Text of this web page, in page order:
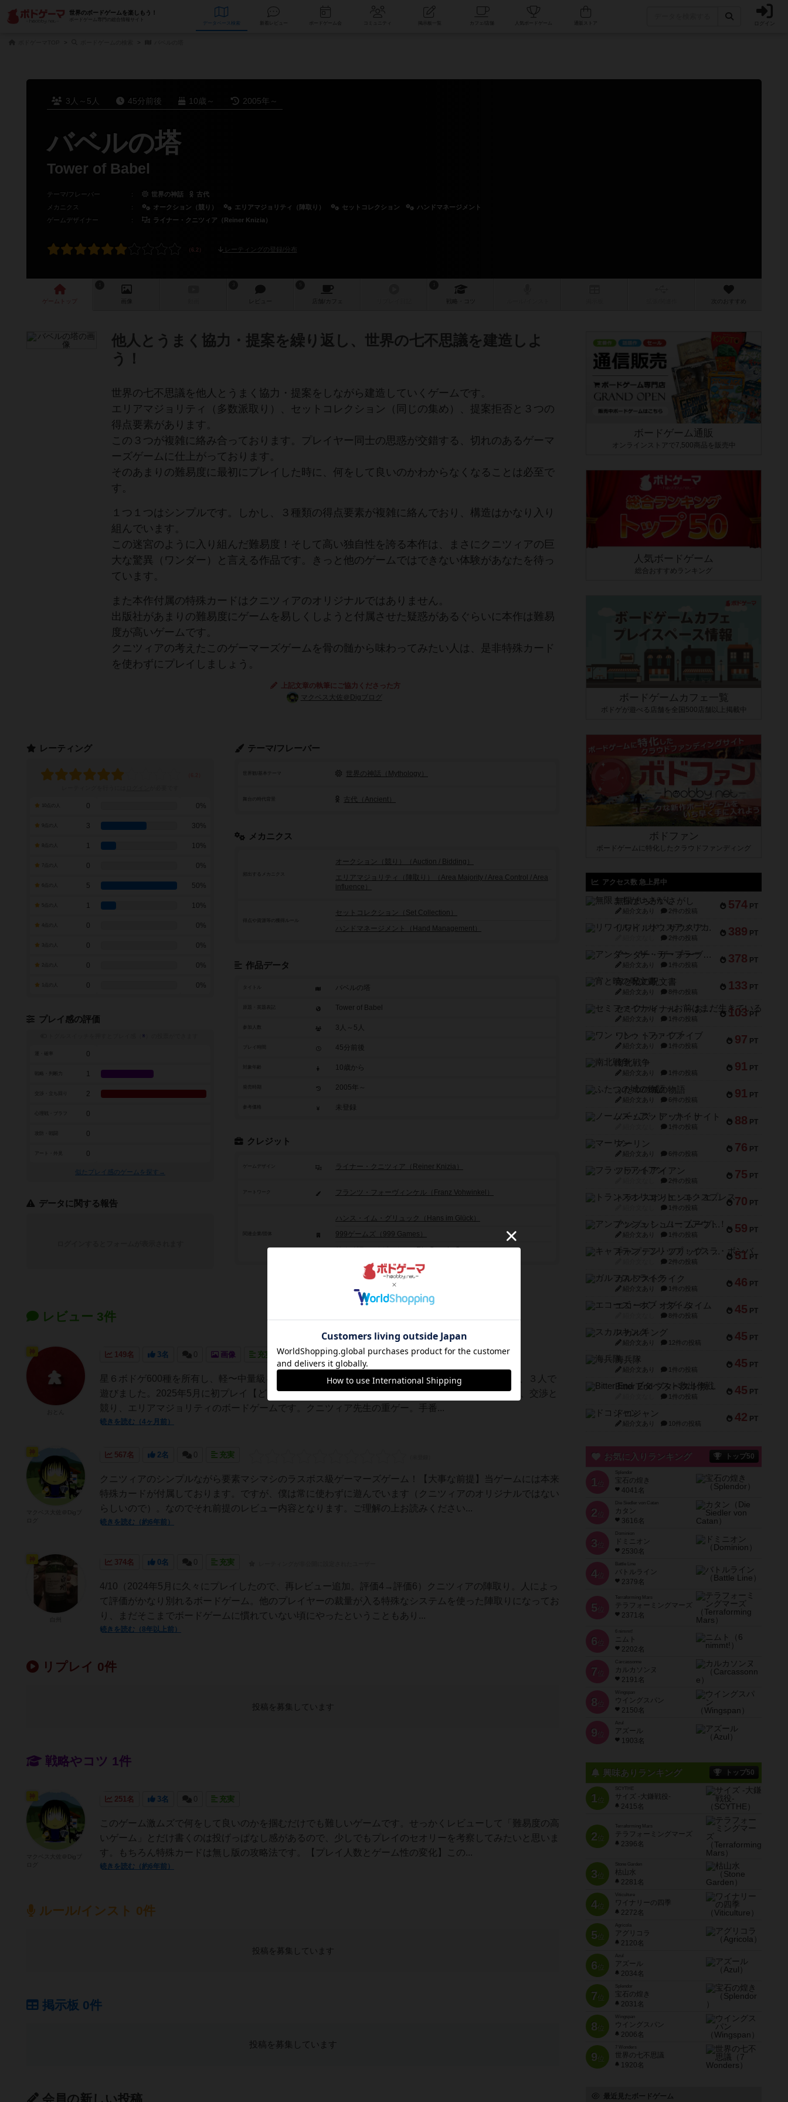
世界のボードゲームを楽しもう！
ボードゲーム専門の総合情報サイト
データベース コミュニティ 人気ボードゲーム ログイン
3人～5人 45分前後 10歳～ 2005年～
バベルの塔
Tower of Babel
テーマ/フレーバー ： 世界の神話
古代
メカニクス
： オークション（競り） エリアマジョリティ（陣取り） セットコレクション
ハンドマネージメント
ゲームデザイナー
： ライナー・クニツィア（Reiner Knizia）
レーティングの登録/分布
ゲーム 画像 レビュー 店舗/ カフェ 戦略 次のおすすめ
他人とうまく協力・提案を繰り返し、世界の七不思議を建造しよ
う！
世界の七不思議を他人とうまく協力・提案をしながら建造していくゲームです。
エリアマジョリティ（多数派取り）、セットコレクション（同じの集め）、提案拒否と３つの
得点要素があります。
この３つが複雑に絡み合っております。プレイヤー同士の思惑が交錯する、切れのあるゲーマ
ーズゲームに仕上がっております。
そのあまりの難易度に最初にプレイした時に、何をして良いのかわからなくなることは必至で
す。
１つ１つはシンプルです。しかし、３種類の得点要素が複雑に絡んでおり、構造はかなり入り
組んでいます。
この迷宮のように入り組んだ難易度！そして高い独自性を誇る本作は、まさにクニツィアの巨
大な驚異（ワンダー）と言える作品です。きっと他のゲームではできない体験があなたを待っ
ています。
また本作付属の特殊カードはクニツィアのオリジナルではありません。
出版社があまりの難易度にゲームを易しくしようと付属させた疑惑があるぐらいに本作は難易
度が高いゲームです。
クニツィアの考えたこのゲーマーズゲームを骨の髄から味わってみたい人は、是非特殊カード
を使わずにプレイしましょう。
上記文章の執筆にご協力くださった方
マクベス大佐＠Digブログ
テーマ/フレーバー
世界観/基本テーマ 世界の神話（Mythology）
舞台の時代背景 古代（Ancient）
メカニクス
頻出するメカニクス
オークション（競り）（Auction / Bidding）
エリアマジョリティ（陣取り）（Area Majority / Area Control / Area
influence）
セットコレクション（Set Collection）
ハンドマネージメント（Hand Management）
作品データ
タイトル バベルの塔
Tower of Babel
参加人数 3人～5人
45分前後
10歳から
2005年～
参考価格 未登録
クレジット
ゲームデザイン ライナー・クニツィア（Reiner Knizia）
アートワーク フランツ・フォーヴィンケル（Franz Vohwinkel）
ハンス・イム・グリュック（Hans im Glück）
999ゲームズ（999 Games）
リオ グランデ ゲームス（Rio Grande Games）
レーティング
0 0%
3 30%
1 10%
7点の人 0 0%
5 50%
1 10%
0 0%
0 0%
0 0%
0 0%
プレイ感の評価
※
0
戦略・判断力 1
2
0
0
アート・外見 0
似たプレイ感のゲームを探す→
データに関する報告
レビュー 3件
149名 3名 0 画像 充実
星６ボドゲ600種を所有し、軽〜中量級を中心にプレイするゲーマーの感想です。ボードゲーム会で、３人で
遊びました。2025年5月に初プレイ【どんなゲーム？】「世界の七不思議」を半協力で建設していく、交渉と
競り、エリアマジョリティのボードゲームです。クニツィア先生の重ゲー。手番...
続きを読む（4ヶ月前）
567名 2名 0 充実
クニツィアのシンプルながら要素マシマシのラスボス級ゲーマーズゲーム！【大事な前提】当ゲームには本来
特殊カードが付属しております。ですが、僕は常に使わずに遊んでいます（クニツィアのオリジナルではない
らしいので）。なのでそれ前提のレビュー内容となります。ご理解の上お読みください...
続きを読む（約6年前）
374名 0名 0 充実
4/10（2024年5月に久々にプレイしたので、再レビュー追加。評価4→評価6）クニツィアの陣取り。人によっ
て評価がかなり別れるボードゲーム。他のプレイヤーの裁量が入る特殊なシステムを使った陣取りになってお
り、まだそこまでボードゲームに慣れていない頃にやったということもあり...
続きを読む（8年以上前）
リプレイ 0件
投稿を募集しています
戦略やコツ 1件
251名 3名 0 充実
このゲーム激ムズで何をして良いのかを掴むだけでも難しいゲームです。せっかくレビューして「難易度の高
いゲーム」とだけ書くのは投げっぱなし感があるので、少しでもプレイのセオリーを考察してみたいと思いま
す。もちろん特殊カードは無し版の攻略法です。【プレイ人数とゲーム性の変化】この...
続きを読む（約6年前）
ルール/インスト 0件
投稿を募集しています
掲示板 0件
投稿を募集しています
会員の新しい投稿
ボードゲーム通販
オンラインストアで7,500商品を販売中
人気ボードゲーム
総合おすすめランキング
ボードゲームカフェ一覧
ボドゲが遊べる店舗を全国500店舗以上掲載中
ボドファン
ボードゲームに特化したクラウドファンディング
アクセス数 急上昇中
574 PT
無限まちがいさがし
紹介文あり 2件の投稿
389 PT
リワイルド：サウスアメリカ
2件の投稿
378 PT
アンダー・ザ・テーブラー
紹介文あり 1件の投稿
133 PT
宵と暁の呪文書
紹介文あり 8件の投稿
103 PT
セミファイナル ～お前はまだ生きている～
紹介文あり 1件の投稿
97 PT
ワン・トゥ・ファイブ
紹介文あり 1件の投稿
91 PT
南北戦争
紹介文あり 1件の投稿
91 PT
ふたつの城の物語
紹介文あり 6件の投稿
88 PT
ノームズ・アット・ナイト
1件の投稿
76 PT
マーリン
紹介文あり 6件の投稿
75 PT
フラットアイアン
2件の投稿
70 PT
トランスオリエント・エクスプレス
1件の投稿
59 PT
アンブッシュ！：ムーブアウト！
紹介文あり 1件の投稿
51 PT
キャプテン・フリップ：イスラ・ボンバ
2件の投稿
46 PT
ガルフストライク
紹介文あり 1件の投稿
45 PT
エコーズ・オブ・タイム
8件の投稿
45 PT
スカルキング
紹介文あり 12件の投稿
45 PT
海兵隊
紹介文あり 1件の投稿
45 PT
Bitter End ブタペスト救出作戦
1件の投稿
42 PT
ドコジャン
紹介文あり 10件の投稿
お気に入りランキング トップ50
1 位
宝石の煌き
4041名
2 位
Die Siedler von Catan
カタン
3616名
3 位
ドミニオン
2530名
4位
Battle Line
バトルライン
2379名
5 位
Terraforming Mars
テラフォーミングマーズ
2371名
6 位
ニムト
2202名
7 位
Carcassonne
カルカソンヌ
2191名
8 位
Wingspan
ウイングスパン
2150名
9 位
Azul
アズール
1903名
興味ありランキング トップ50
1位
SCYTHE
サイズ -大鎌戦役-
2415名
2位
Terraforming Mars
テラフォーミングマーズ
2396名
3位
Stone Garden
枯山水
2281名
4位
Viticulture
ワイナリーの四季
2272名
5位
Agricola
アグリコラ
2120名
6位
Azul
アズール
2034名
7位
宝石の煌き
2031名
8位
Wingspan
ウイングスパン
2006名
9位
7 Wonders
世界の七不思議
1920名
最近見たボードゲーム